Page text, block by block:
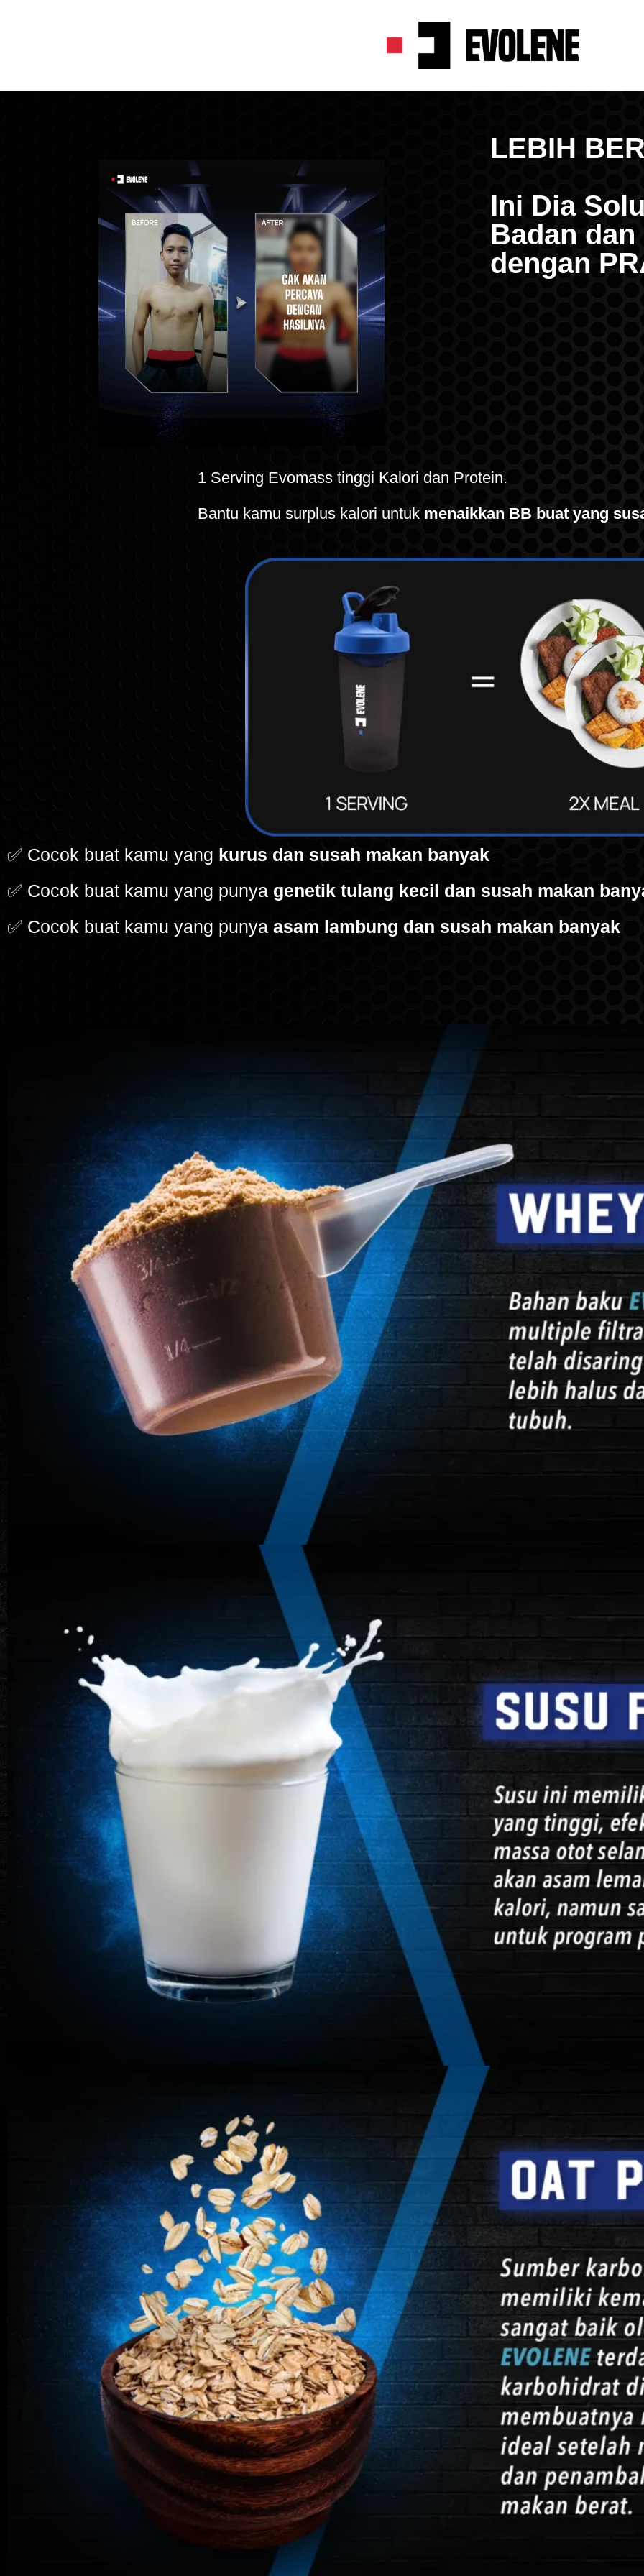
LEBIH
Ini Dia
Badan
dengan
1 Serving Evomass tinggi Kalori dan Protein.
Bantu kamu surplus kalori untuk menaikkan BB buat yang
✅ Cocok buat kamu yang kurus dan susah makan banyak
✅ Cocok buat kamu yang punya genetik tulang kecil dan susah makan
✅ Cocok buat kamu yang punya asam lambung dan susah makan banyak